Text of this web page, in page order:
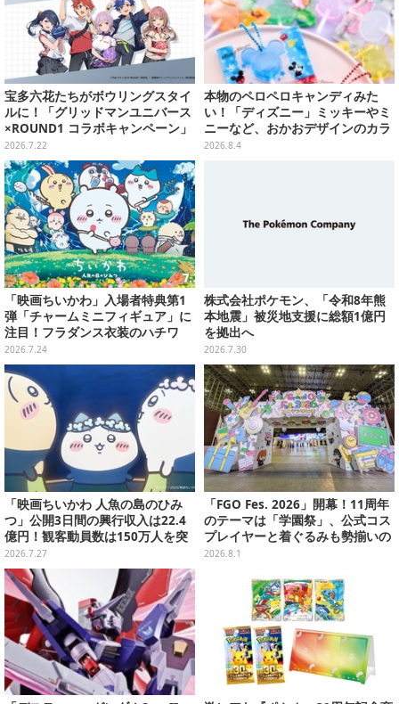
宝多六花たちがボウリングスタイ
ルに！「グリッドマンユニバース
×ROUND1 コラボキャンペーン」
開催決定、企画やグッズ販売を実
施
2026.7.22
本物のペロペロキャンディみた
い！「ディズニー」ミッキーやミ
ニーなど、おかおデザインのカラ
フルチャーム全10種が8月31日発
2026.8.4
「映画ちいかわ」入場者特典第1
弾「チャームミニフィギュア」に
注目！フラダンス衣装のハチワ
レ、うさぎら全8種類
2026.7.24
株式会社ポケモン、「令和8年熊
本地震」被災地支援に総額1億円
を拠出へ
2026.7.30
「映画ちいかわ 人魚の島のひみ
つ」公開3日間の興行収入は22.4
億円！観客動員数は150万人を突
破
2026.7.27
「FGO Fes. 2026」開幕！11周年
のテーマは「学園祭」、公式コス
プレイヤーと着ぐるみも勢揃いの
カルデア学園はお祭り一色
2026.8.1